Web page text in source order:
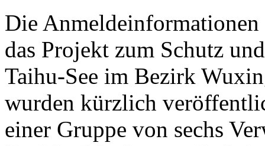
Die
das Projekt zum Schutz
Taihu-See im Bezirk
wurden kürzlich
einer Gruppe von sechs